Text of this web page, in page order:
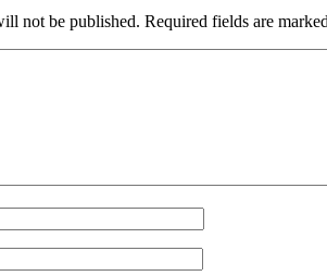
not be published. Required fields are marked